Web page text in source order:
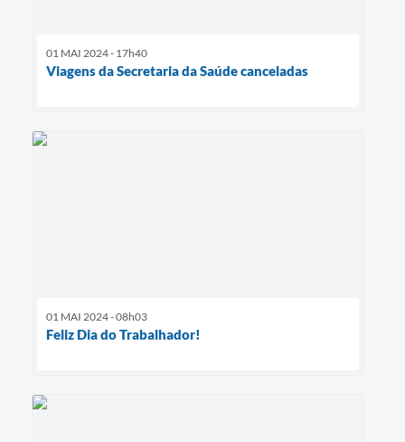
01 MAI 2024 - 17h40
Viagens da Secretaria da Saúde canceladas
01 MAI 2024 - 08h03
Feliz Dia do Trabalhador!